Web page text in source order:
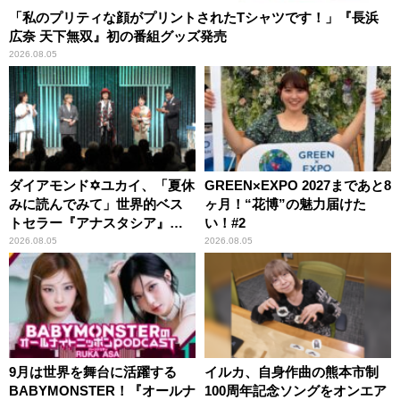
「私のプリティな顔がプリントされたTシャツです！」『長浜
広奈 天下無双』初の番組グッズ発売
2026.08.05
ダイアモンド✡ユカイ、「夏休
みに読んでみて」世界的ベス
トセラー『アナスタシア』を
紹介
2026.08.05
GREEN×EXPO 2027まであと8
ヶ月！“花博”の魅力届けた
い！#2
2026.08.05
9月は世界を舞台に活躍する
BABYMONSTER！『オールナ
イルカ、自身作曲の熊本市制
100周年記念ソングをオンエア